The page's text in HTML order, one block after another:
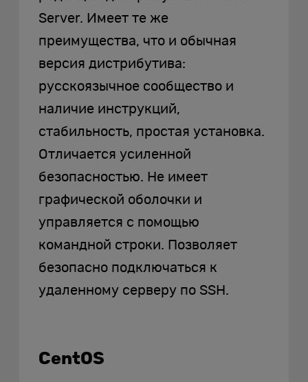
Server. Имеет те же
преимущества, что и обычная
версия дистрибутива:
русскоязычное сообщество и
наличие инструкций,
стабильность, простая установка.
Отличается усиленной
безопасностью. Не имеет
графической оболочки и
управляется с помощью
командной строки. Позволяет
безопасно подключаться к
удаленному серверу по SSH.
CentOS